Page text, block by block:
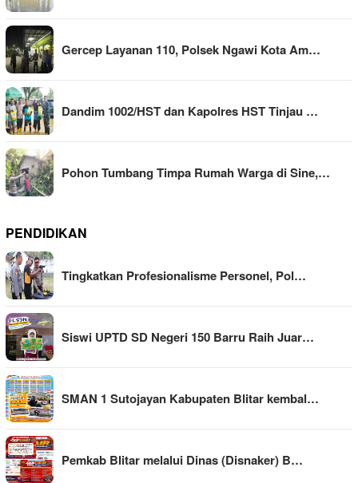
Gercep Layanan 110, Polsek Ngawi Kota Am…
Dandim 1002/HST dan Kapolres HST Tinjau …
Pohon Tumbang Timpa Rumah Warga di Sine,…
PENDIDIKAN
Tingkatkan Profesionalisme Personel, Pol…
Siswi UPTD SD Negeri 150 Barru Raih Juar…
SMAN 1 Sutojayan Kabupaten Blitar kembal…
Pemkab Blitar melalui Dinas (Disnaker) B…